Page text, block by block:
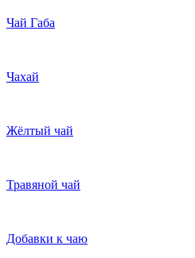
Чай Габа
Чахай
Жёлтый чай
Травяной чай
Добавки к чаю